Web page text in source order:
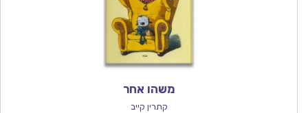
משהו אחר
קתרין קייב